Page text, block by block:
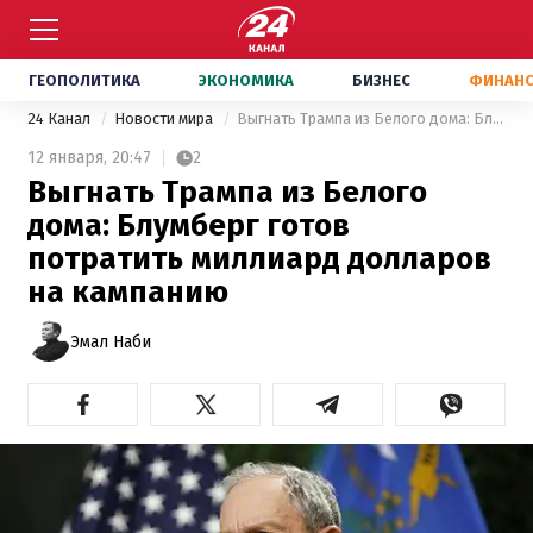
ГЕОПОЛИТИКА ЭКОНОМИКА БИЗНЕС
24 Канал Новости мира Выгнать Трампа из Белого дома: Блумберг готов потратить миллиард долларов на кампанию
12 января, 20:47 2
Выгнать Трампа из Белого
дома: Блумберг готов
потратить миллиард долларов
на кампанию
Эмал Наби